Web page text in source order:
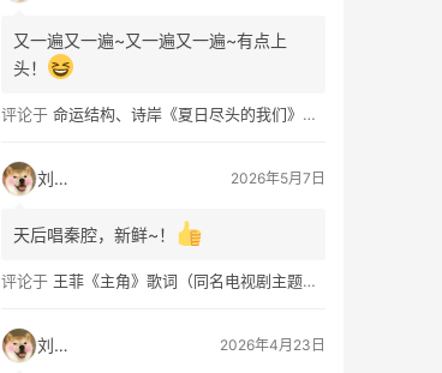
又一遍又一遍~又一遍又一遍~有点上
头！
评论于 命运结构、诗岸《夏日尽头的我们》歌词及钢琴谱免费获取
刘看山 2026年5月7日
天后唱秦腔，新鲜~！
评论于 王菲《主角》歌词（同名电视剧主题曲）
刘看山 2026年4月23日